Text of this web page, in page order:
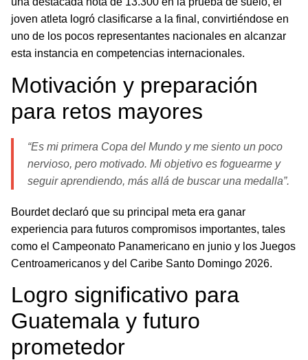
joven atleta logró clasificarse a la final, convirtiéndose en
uno de los pocos representantes nacionales en alcanzar
esta instancia en competencias internacionales.
Motivación y preparación
para retos mayores
“Es mi primera Copa del Mundo y me siento un poco
nervioso, pero motivado. Mi objetivo es foguearme y
seguir aprendiendo, más allá de buscar una medalla”.
Bourdet declaró que su principal meta era ganar
experiencia para futuros compromisos importantes, tales
como el Campeonato Panamericano en junio y los Juegos
Centroamericanos y del Caribe Santo Domingo 2026.
Logro significativo para
Guatemala y futuro
prometedor